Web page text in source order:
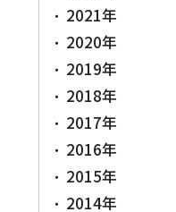
2021年
2020年
2019年
2018年
2017年
2016年
2015年
2014年